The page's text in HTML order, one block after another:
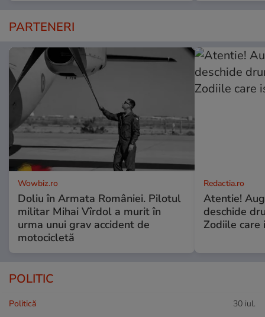
PARTENERI
Wowbiz.ro
Doliu în Armata României. Pilotul
militar Mihai Vîrdol a murit în
urma unui grav accident de
motocicletă
Redactia.ro
Atentie!
deschide
Zodiile care
POLITIC
Politică 30 iul.